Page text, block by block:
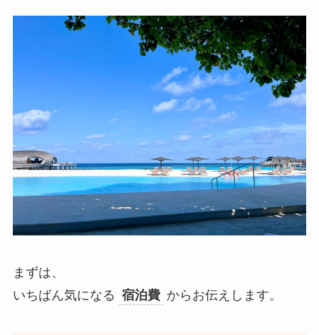
まずは、
いちばん気になる 宿泊費 からお伝えします。